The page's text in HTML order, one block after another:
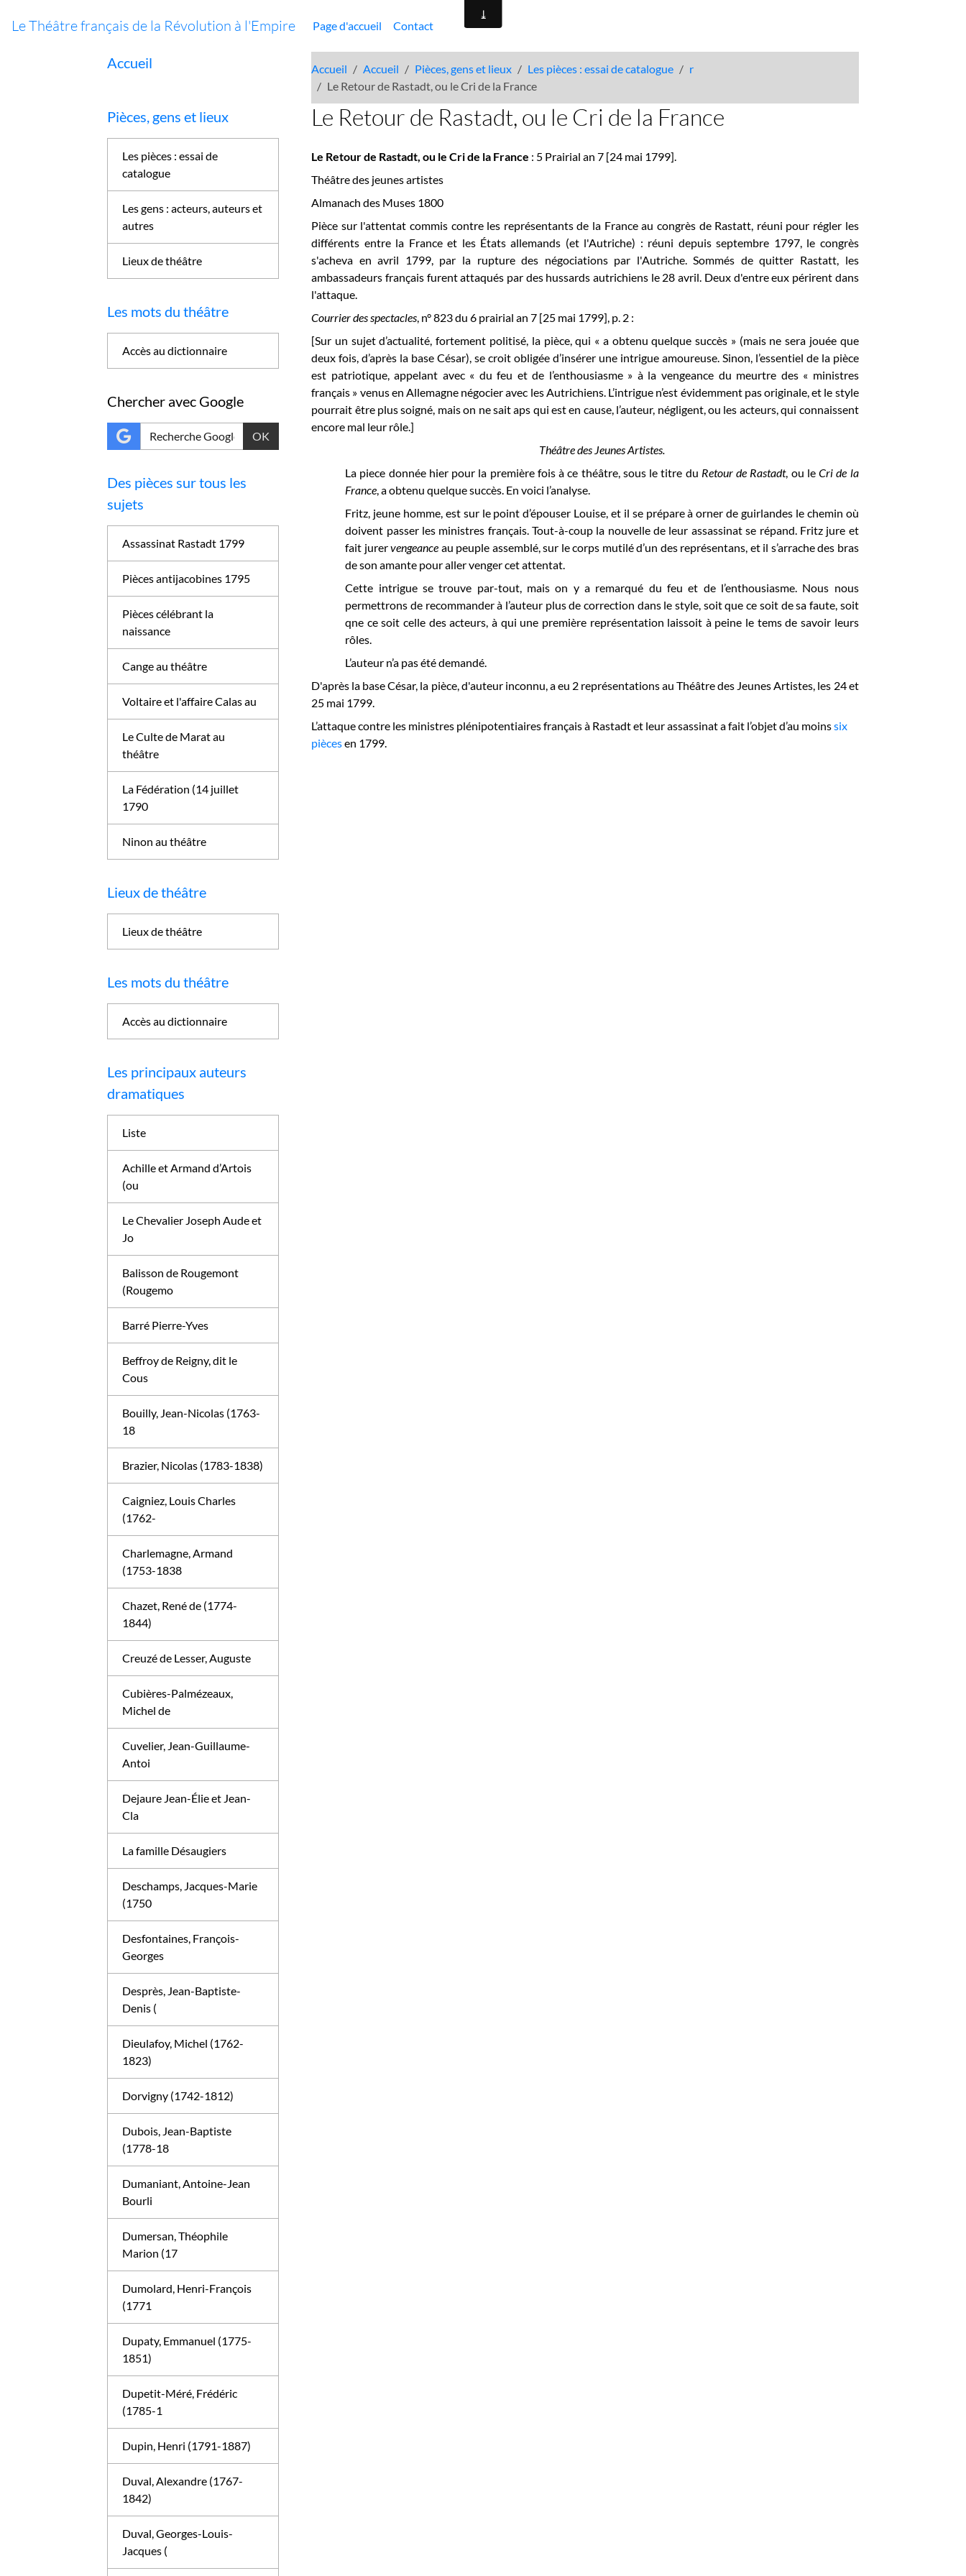
Le Théâtre français de la Révolution à l'Empire Page d'accueil Contact
Accueil Accueil Pièces, gens et lieux Les pièces : essai de catalogue
r
Le Retour de Rastadt, ou le Cri de la France
Le Retour de Rastadt, ou le Cri de la France
Le Retour de Rastadt, ou le Cri de la France : 5 Prairial an 7 [24 mai 1799].
Théâtre des jeunes artistes
Almanach des Muses 1800
Pièce sur l'attentat commis contre les représentants de la France au congrès de Rastatt, réuni pour régler les
différents entre la France et les États allemands (et l'Autriche) : réuni depuis septembre 1797, le congrès
s'acheva en avril 1799, par la rupture des négociations par l'Autriche. Sommés de quitter Rastatt, les
ambassadeurs français furent attaqués par des hussards autrichiens le 28 avril. Deux d'entre eux périrent dans
l'attaque.
Courrier des spectacles , n° 823 du 6 prairial an 7 [25 mai 1799], p. 2 :
[Sur un sujet d’actualité, fortement politisé, la pièce, qui « a obtenu quelque succès » (mais ne sera jouée que
deux fois, d’après la base César), se croit obligée d’insérer une intrigue amoureuse. Sinon, l’essentiel de la pièce
est patriotique, appelant avec « du feu et de l’enthousiasme » à la vengeance du meurtre des « ministres
français » venus en Allemagne négocier avec les Autrichiens. L’intrigue n’est évidemment pas originale, et le style
pourrait être plus soigné, mais on ne sait aps qui est en cause, l’auteur, négligent, ou les acteurs, qui connaissent
encore mal leur rôle.]
Théâtre des Jeunes Artistes.
La piece donnée hier pour la première fois à ce théâtre, sous le titre du Retour de Rastadt, ou leCri de la
France , a obtenu quelque succès. En voici l’analyse.
Fritz, jeune homme, est sur le point d’épouser Louise, et il se prépare à orner de guirlandes le chemin où
doivent passer les ministres français. Tout-à-coup la nouvelle de leur assassinat se répand. Fritz jure et
fait jurervengeance au peuple assemblé, sur le corps mutilé d’un des représentans, et il s’arrache des bras
de son amante pour aller venger cet attentat.
Cette intrigue se trouve par-tout, mais on y a remarqué du feu et de l’enthousiasme. Nous nous
permettrons de recommander à l’auteur plus de correction dans le style, soit que ce soit de sa faute, soit
qne ce soit celle des acteurs, à qui une première représentation laissoit à peine le tems de savoir leurs
rôles.
L’auteur n’a pas été demandé.
D'après la base César, la pièce, d'auteur inconnu, a eu 2 représentations au Théâtre des Jeunes Artistes, les 24 et
25 mai 1799.
L’attaque contre les ministres plénipotentiaires français à Rastadt et leur assassinat a fait l’objet d’au moinssix
piècesen 1799.
Accueil
Pièces, gens et lieux
Les pièces : essai de
catalogue
Les gens : acteurs, auteurs et
autres
Lieux de théâtre
Les mots du théâtre
Accès au dictionnaire
Chercher avec Google
OK
Des pièces sur tous les
sujets
Assassinat Rastadt 1799
Pièces antijacobines 1795
Pièces célébrant la
naissance
Cange au théâtre
Voltaire et l'affaire Calas au
Le Culte de Marat au
théâtre
La Fédération (14 juillet
1790
Ninon au théâtre
Lieux de théâtre
Lieux de théâtre
Les mots du théâtre
Accès au dictionnaire
Les principaux auteurs
dramatiques
Liste
Achille et Armand d’Artois
(ou
Le Chevalier Joseph Aude et
Jo
Balisson de Rougemont
(Rougemo
Barré Pierre-Yves
Beffroy de Reigny, dit le
Cous
Bouilly, Jean-Nicolas (1763-
18
Brazier, Nicolas (1783-1838)
Caigniez, Louis Charles
(1762-
Charlemagne, Armand
(1753-1838
Chazet, René de (1774-
1844)
Creuzé de Lesser, Auguste
Cubières-Palmézeaux,
Michel de
Cuvelier, Jean-Guillaume-
Antoi
Dejaure Jean-Élie et Jean-
Cla
La famille Désaugiers
Deschamps, Jacques-Marie
(1750
Desfontaines, François-
Georges
Desprès, Jean-Baptiste-
Denis (
Dieulafoy, Michel (1762-
1823)
Dorvigny (1742-1812)
Dubois, Jean-Baptiste
(1778-18
Dumaniant, Antoine-Jean
Bourli
Dumersan, Théophile
Marion (17
Dumolard, Henri-François
(1771
Dupaty, Emmanuel (1775-
1851)
Dupetit-Méré, Frédéric
(1785-1
Dupin, Henri (1791-1887)
Duval, Alexandre (1767-
1842)
Duval, Georges-Louis-
Jacques (